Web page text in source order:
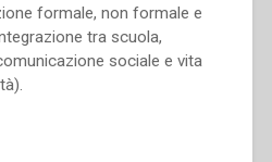
formale, non formale e
tra scuola,
sociale e vita